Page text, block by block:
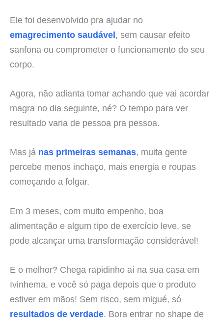
Ele foi desenvolvido pra ajudar no
emagrecimento saudável, sem causar efeito
sanfona ou comprometer o funcionamento do seu
corpo.
Agora, não adianta tomar achando que vai acordar
magra no dia seguinte, né? O tempo para ver
resultado varia de pessoa pra pessoa.
Mas já nas primeiras semanas, muita gente
percebe menos inchaço, mais energia e roupas
começando a folgar.
Em 3 meses, com muito empenho, boa
alimentação e algum tipo de exercício leve, se
pode alcançar uma transformação considerável!
E o melhor? Chega rapidinho aí na sua casa em
Ivinhema, e você só paga depois que o produto
estiver em mãos! Sem risco, sem migué, só
resultados de verdade. Bora entrar no shape de